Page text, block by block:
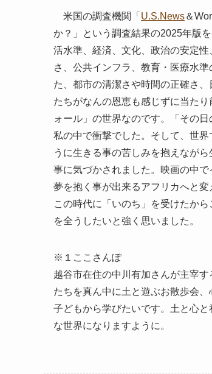
米国の調査機関「 U.S.News＆
か？」という調査結果の2025年版
活水準、経済、文化、政治の安定
さ、公共インフラ、教育・医療水
た、都市の清潔さや時間の正確さ
たちがなんの恩恵も感じずに当た
ォール」の世界なのです。「その
私の中で衝撃でした。そして、世
うに生きる事の苦しみを抱えなが
事に気づかされました。映画の中
夢を抱く事が出来るアフリカへと
この時代に「いのち」を受けたか
を全うしたいと強く思いました。
※１ここさんぽ
越谷市在住の中川有加さんが主宰
たちを真ん中に土と遊ぶお散歩会
子どもから学びたいです。土と心
な世界になりますように。